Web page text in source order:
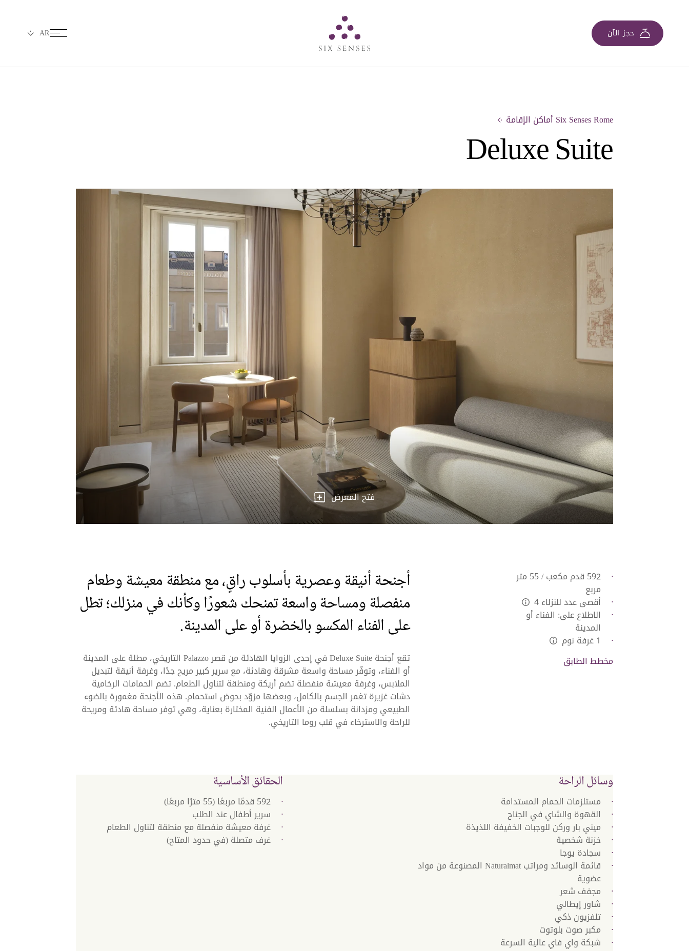
حجز الآن
Six Senses Rome أماكن الإقامة
Deluxe Suite
فتح المعرض
أجنحة أنيقة وعصرية بأسلوب راقٍ، مع منطقة معيشة وطعام
منفصلة ومساحة واسعة تمنحك شعورًا وكأنك في منزلك؛ تطل
على الفناء المكسو بالخضرة أو على المدينة.
تقع أجنحة Deluxe Suite في إحدى الزوايا الهادئة من قصر Palazzo التاريخي، مطلة على المدينة
أو الفناء، وتوفّر مساحة واسعة مشرقة وهادئة، مع سرير كبير مريح جدًا، وغرفة أنيقة لتبديل
الملابس، وغرفة معيشة منفصلة تضم أريكة ومنطقة لتناول الطعام. تضم الحمامات الرخامية
دشات غزيرة تغمر الجسم بالكامل، وبعضها مزوّد بحوض استحمام. هذه الأجنحة مغمورة بالضوء
الطبيعي ومزدانة بسلسلة من الأعمال الفنية المختارة بعناية، وهي توفر مساحة هادئة ومريحة
للراحة والاسترخاء في قلب روما التاريخي.
592 قدم مكعب / 55 متر
مربع
أقصى عدد للنزلاء 4
الاطلاع على: الفناء أو
المدينة
1 غرفة نوم
مخطط الطابق
وسائل الراحة
مستلزمات الحمام المستدامة
القهوة والشاي في الجناح
ميني بار وركن للوجبات الخفيفة اللذيذة
خزنة شخصية
سجادة يوجا
قائمة الوسائد ومراتب Naturalmat المصنوعة من مواد
عضوية
مجفف شعر
شاور إيطالي
تلفزيون ذكي
مكبر صوت بلوتوث
شبكة واي فاي عالية السرعة
الحقائق الأساسية
592 قدمًا مربعًا (55 مترًا مربعًا)
سرير أطفال عند الطلب
غرفة معيشة منفصلة مع منطقة لتناول الطعام
غرف متصلة (في حدود المتاح)